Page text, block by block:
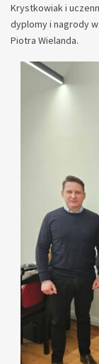
Krystkowiak i
dyplomy i nagrody
Piotra Wielanda.